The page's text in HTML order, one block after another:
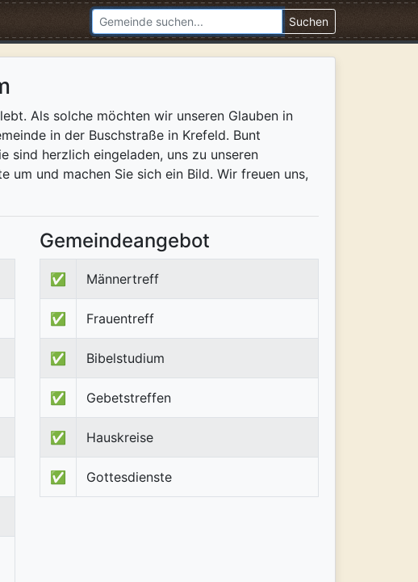
Suchen
Als solche möchten wir unseren Glauben in
in der Buschstraße in Krefeld. Bunt
sind herzlich eingeladen, uns zu unseren
um und machen Sie sich ein Bild. Wir freuen uns,
Gemeindeangebot
✅ Männertreff
✅ Frauentreff
✅ Bibelstudium
✅ Gebetstreffen
✅ Hauskreise
✅ Gottesdienste